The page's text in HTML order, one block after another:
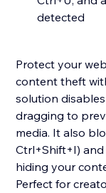
detected
Protect your
content theft
solution
dragging to
media. It also
Ctrl+Shift+I)
hiding your
Perfect for